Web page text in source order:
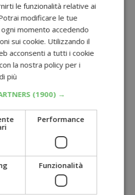
le funzionalità relative ai
modificare le tue
momento accedendo
sui cookie. Utilizzando il
acconsenti a tutti i cookie
la nostra policy per i
più
(1900) →
Performance
Funzionalità